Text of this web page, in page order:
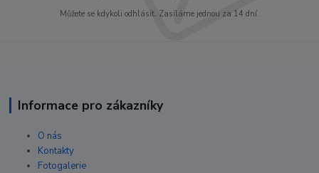
Můžete se kdykoli odhlásit. Zasíláme jednou za 14 dní.
Informace pro zákazníky
O nás
Kontakty
Fotogalerie